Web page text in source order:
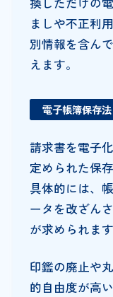
ましや不正利
別情報を含ん
えます。
電子帳簿保存
請求書を電子
定められた保
具体的には、
ータを改ざん
が求められます
印鑑の廃止や
的自由度が高